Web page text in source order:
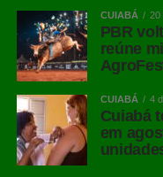
CUIABÁ 20
PBR
reúne
CUIABÁ 4
Cuiabá
em